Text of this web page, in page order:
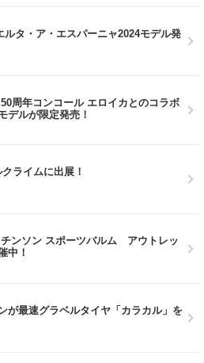
タ・ア・エスパーニャ2024モデル発
周年コンコール エロイカとのコラボ
デルが限定発売！
ライムに出展！
ンソン スポーツバルム アウトレッ
中！
が最速グラベルタイヤ「カラカル」を